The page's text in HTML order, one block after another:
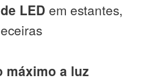
LED em estantes,
máximo a luz